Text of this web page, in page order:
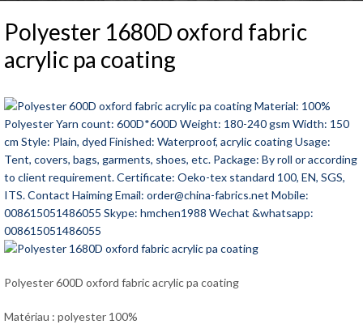
Polyester 1680D oxford fabric
acrylic pa coating
Polyester 600D oxford fabric acrylic pa coating
Matériau : polyester 100%